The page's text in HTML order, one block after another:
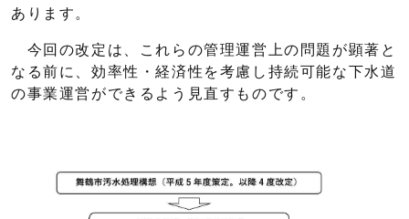
あります。
今回の改定は、これらの管理運営上の問題が顕著と
なる前に、効率性・経済性を考慮し持続可能な下水道
の事業運営ができるよう見直すものです。